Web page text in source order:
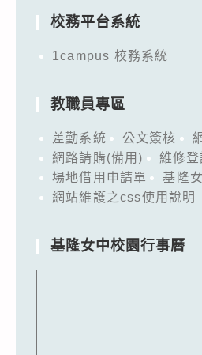
校務平台系統
1campus 校務系統
教職員專區
差勤系統 公文簽核
網路請購(備用)
維修登
場地借用申請單
基隆
網站維護之css使用說明
基隆女中校園行事曆